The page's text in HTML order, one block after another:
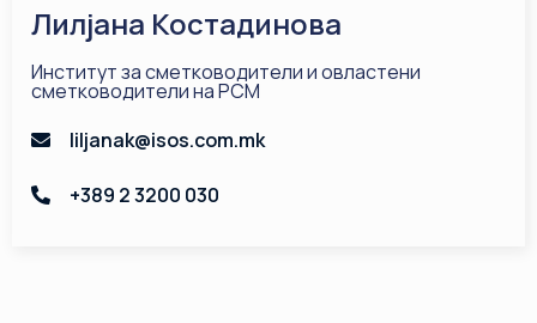
Лилјана Костадинова
Институт за сметководители и овластени
сметководители на РСМ
liljanak@isos.com.mk
+389 2 3200 030